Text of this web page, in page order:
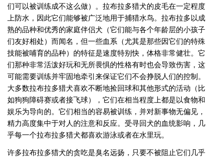
们可以被训练成不这么做）。拉布拉多猎犬的皮毛在一定程度
上防水，因此它们能够被广泛地用于捕猎水鸟。拉布拉多以成
熟的品种和优秀的家庭伴侣犬（它们能与各个年龄层的小孩子
们友好相处）而闻名，但一些血系（尤其是那些因它们的特殊
技能被哺育的品种）的特征是速度特别快，体格非常健壮。它
们那种非常活泼好玩和无所畏惧的性格有时也会导致伤害，这
可能需要训练并牢固地牵引来保证它们不会挣脱人们的控制。
大多数拉布拉多猎犬喜欢不断地捡回球和其他形式的活动（比
如狗狗障碍赛或者接飞球），它们在相当程度上都是以食物和
娱乐为导向的。它们相当的容易被训练，并对新事物无偏见，
精力高度集中于对人的注意和反应。受寻回犬的血统影响，几
乎每一个拉布拉多猎犬都喜欢游泳或者在水里玩。
许多拉布拉多猎犬的贪吃是臭名远扬，只要不被阻止它们几乎